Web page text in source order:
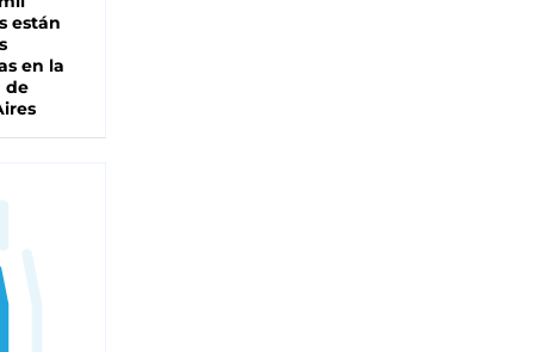
están
en la
de